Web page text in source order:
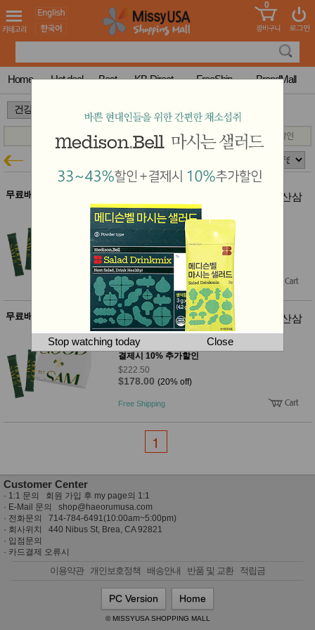
도 어린이
청소년
컬러링
북
한국학
습지
미국학
고
국 송
꽃배송
건 홍삼전
건강보
조제품
기능성
건강식
품
성용품
뷰 스킨케
헤어케
어/염색
바디케
어/향수
장품
자 전
계절/생
활가전
건강가
전
주
방
명품식
기브랜
드
MissyShop
Login
0
Home Hot deal Best KB-Direct FreeShip BrandMall
Stop watching today Close
무료배송
굿삼 135년산 천종산삼한뿌리 국산 산삼
배양근 30포
굿삼 한국 산삼배양근 20% 할인
결제시 10% 추가할인
$111.25
$89.00(20% off)
Free Shipping
무료배송
굿삼 135년산 천종산삼한뿌리 국산 산삼
배양근 60포
굿삼 한국 산삼배양근 20% 할인
결제시 10% 추가할인
$222.50
$178.00 (20% off)
Free Shipping
1
Customer Center
· 1:1 문의 회원 가입 후 my page의 1:1
· E-Mail 문의 shop@haeorumusa.com
· 전화문의 714-784-6491(10:00am~5:00pm)
· 회사위치 440 Nibus St, Brea, CA 92821
· 입점문의
· 카드결제 오류시
이용약관 개인보호정책 배송안내 반품 및 교환 적립금
PC Version Home
© MISSYUSA SHOPPING MALL